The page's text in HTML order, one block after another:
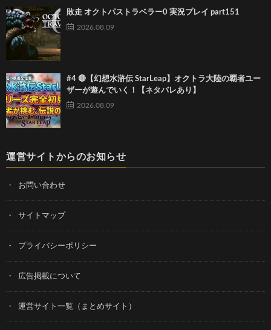
敗走 オクトパストラベラー0 実況プレイ part151
2026.08.09
#4 🔴【幻想水滸伝 StarLeap】オクトラ大陸の覇者ユー
ザーが遊んでいく！【ネタバレあり】
2026.08.09
運営サイトからのお知らせ
お問い合わせ
サイトマップ
プライバシーポリシー
広告掲載について
運営サイト一覧（まとめサイト）